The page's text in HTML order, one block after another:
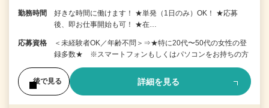
勤務時間
好きな時間に働けます！ ★単発（1日のみ）OK！ ★応募
後、即お仕事開始も可！ ★在…
応募資格
＜未経験者OK／年齢不問＞⇒★特に20代〜50代の女性の登
録多数★ ※スマートフォンもしくはパソコンをお持ちの方
後で見る 詳細を見る